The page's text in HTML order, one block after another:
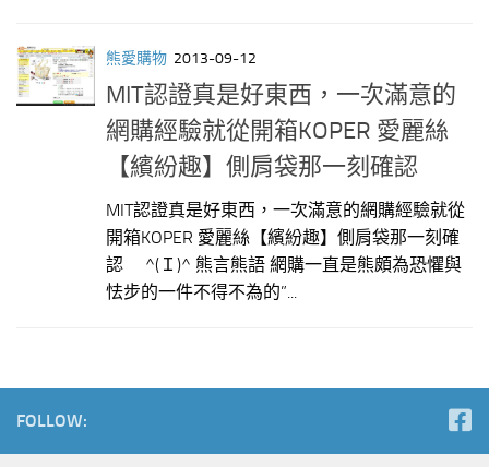
熊愛購物 2013-09-12
MIT認證真是好東西，一次滿意的
網購經驗就從開箱KOPER 愛麗絲
【繽紛趣】側肩袋那一刻確認
MIT認證真是好東西，一次滿意的網購經驗就從
開箱KOPER 愛麗絲【繽紛趣】側肩袋那一刻確
認 ^(Ｉ)^ 熊言熊語 網購一直是熊頗為恐懼與
怯步的一件不得不為的”...
FOLLOW: